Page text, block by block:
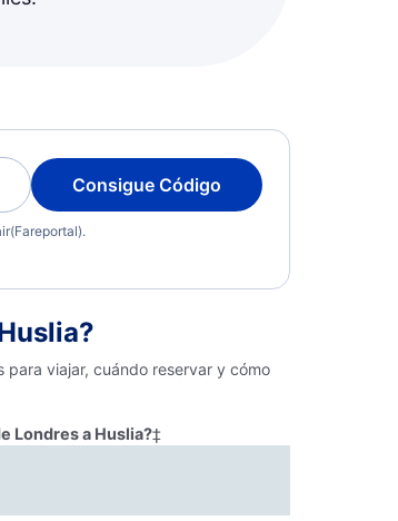
Consigue Código
viajar, cuándo reservar y cómo
Londres a Huslia?‡